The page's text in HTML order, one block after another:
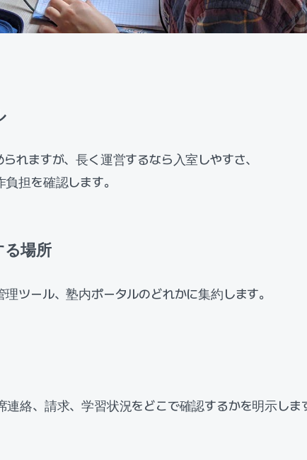
れますが、長く運営するなら入室しやすさ、
担を確認します。
る場所
ツール、塾内ポータルのどれかに集約します。
絡、請求、学習状況をどこで確認するかを明示しま